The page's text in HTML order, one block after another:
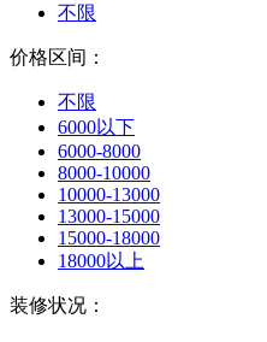
不限
价格区间：
不限
6000以下
6000-8000
8000-10000
10000-13000
13000-15000
15000-18000
18000以上
装修状况：